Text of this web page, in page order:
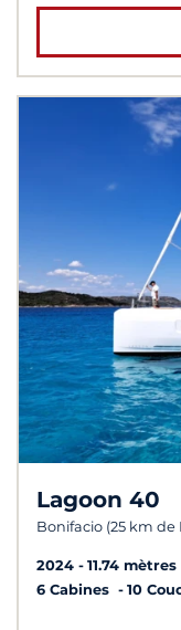
Lagoon 40
Bonifacio (25 km de
2024
11.74 mètres
6 Cabines
10